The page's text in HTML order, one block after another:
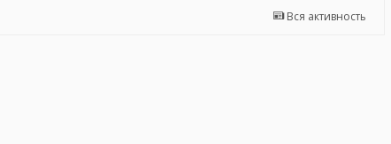
Вся активность